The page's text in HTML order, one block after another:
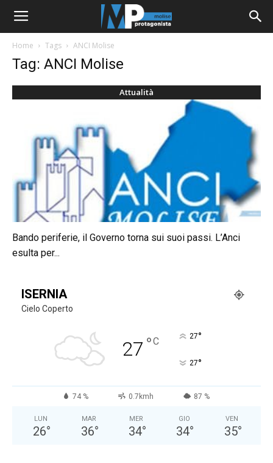
Home Tags ANCI Molise
Tag: ANCI Molise
Attualità
Bando periferie, il Governo torna sui suoi passi. L’Anci
esulta per...
ISERNIA
Cielo Coperto
27 °C 27°
27°
74 % 0.7kmh 87 %
LUN
26°
MAR
36°
MER
34°
GIO
34°
VEN
35°